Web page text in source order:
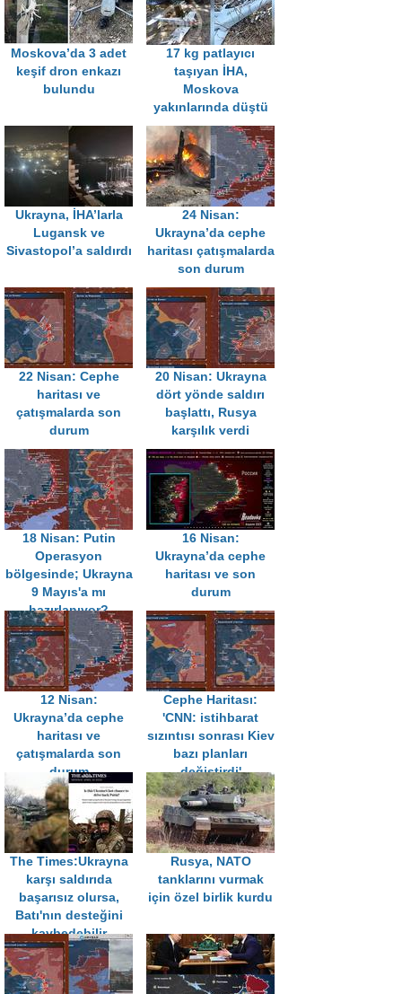
Moskova’da 3 adet
keşif dron enkazı
bulundu
17 kg patlayıcı
taşıyan İHA,
Moskova
yakınlarında düştü
Ukrayna, İHA’larla
Lugansk ve
Sivastopol’a saldırdı
24 Nisan:
Ukrayna’da cephe
haritası çatışmalarda
son durum
22 Nisan: Cephe
haritası ve
çatışmalarda son
durum
20 Nisan: Ukrayna
dört yönde saldırı
başlattı, Rusya
karşılık verdi
18 Nisan: Putin
Operasyon
bölgesinde; Ukrayna
9 Mayıs'a mı
hazırlanıyor?
16 Nisan:
Ukrayna’da cephe
haritası ve son
durum
12 Nisan:
Ukrayna’da cephe
haritası ve
çatışmalarda son
durum
Cephe Haritası:
'CNN: istihbarat
sızıntısı sonrası Kiev
bazı planları
değiştirdi'
The Times:Ukrayna
karşı saldırıda
başarısız olursa,
Batı'nın desteğini
kaybedebilir
Rusya, NATO
tanklarını vurmak
için özel birlik kurdu